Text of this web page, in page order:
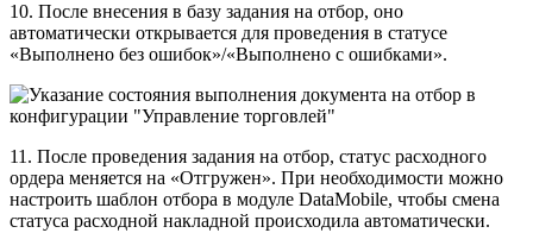
10. После внесения в базу задания на отбор, оно
автоматически открывается для проведения в статусе
«Выполнено без ошибок»/«Выполнено с ошибками».
11. После проведения задания на отбор, статус расходного
ордера меняется на «Отгружен». При необходимости можно
настроить шаблон отбора в модуле DataMobile, чтобы смена
статуса расходной накладной происходила автоматически.